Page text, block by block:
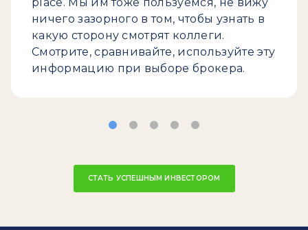
ничего зазорного в том, чтобы узнать в
какую сторону смотрят коллеги.
Смотрите, сравнивайте, используйте эту
информацию при выборе брокера.
СТАТЬ УСПЕШНЫМ ИНВЕСТОРОМ